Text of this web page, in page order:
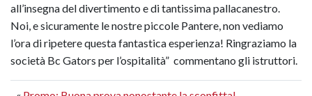
all’insegna del divertimento e di tantissima pallacanestro.
Noi, e sicuramente le nostre piccole Pantere, non vediamo
l’ora di ripetere questa fantastica esperienza! Ringraziamo la
società Bc Gators per l’ospitalità” commentano gli istruttori.